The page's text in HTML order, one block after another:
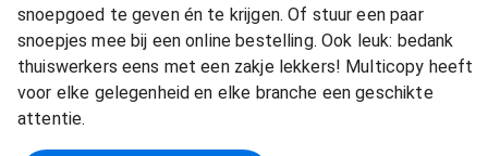
snoepgoed te geven én te krijgen. Of stuur een paar
snoepjes mee bij een online bestelling. Ook leuk: bedank
thuiswerkers eens met een zakje lekkers! Multicopy heeft
voor elke gelegenheid en elke branche een geschikte
attentie.